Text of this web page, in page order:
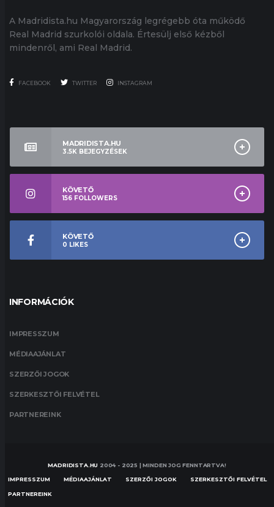
A Madridista.hu Magyarország legrégebb óta működő
Real Madrid szurkolói oldala. Értesülj első kézből
mindenről, ami Real Madrid.
FACEBOOK TWITTER INSTAGRAM
MADRIDISTA.HU
3.5K BEJEGYZÉSEK
KÖVETŐ
156 FOLLOWERS
KÖVETŐ
0 LIKES
INFORMÁCIÓK
IMPRESSZUM
MÉDIAAJÁNLAT
SZERZŐI JOGOK
SZERKESZTŐI FELVÉTEL
PARTNEREINK
MADRIDISTA.HU 2004 - 2025 | MINDEN JOG FENNTARTVA!
IMPRESSZUM MÉDIAAJÁNLAT SZERZŐI JOGOK SZERKESZTŐI FELVÉTEL
PARTNEREINK